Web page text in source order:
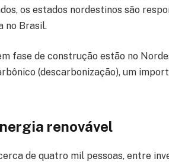
os estados nordestinos são
no Brasil.
fase de construção estão no
(descarbonização), um
renovável
de quatro mil pessoas, entre